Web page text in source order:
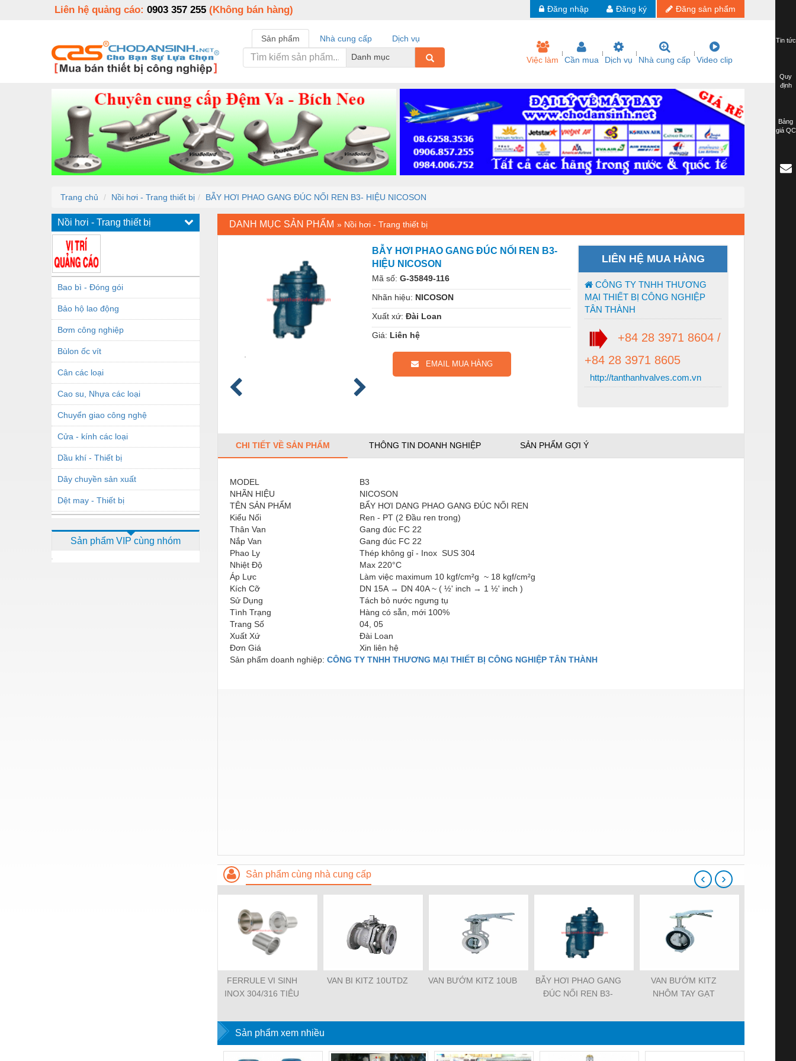
Liên hệ quảng cáo: 0903 357 255 (Không bán hàng) Đăng sản phẩm
Đăng ký
Đăng nhập
Sản phẩm Nhà cung cấp
Dịch vụ
Danh mục
Việc làm Cần mua Dịch vụ Nhà cung cấp Video clip
Trang chủ Nồi hơi - Trang thiết bị BẪY HƠI PHAO GANG ĐÚC NỐI REN B3- HIỆU NICOSON
Nồi hơi - Trang thiết bị
Bao bì - Đóng gói
Bảo hộ lao động
Bơm công nghiệp
Bùlon ốc vít
Cân các loại
Cao su, Nhựa các loại
Chuyển giao công nghệ
Cửa - kính các loại
Dầu khí - Thiết bị
Dây chuyền sản xuất
Dệt may - Thiết bị
Dịch vụ - Thi công
Sản phẩm VIP cùng nhóm
DANH MỤC SẢN PHẨM » Nồi hơi - Trang thiết bị
BẪY HƠI PHAO GANG ĐÚC NỐI REN B3-
HIỆU NICOSON
Mã số: G-35849-116
Nhãn hiệu: NICOSON
Xuất xứ: Đài Loan
Giá: Liên hệ
EMAIL MUA HÀNG
LIÊN HỆ MUA HÀNG
CÔNG TY TNHH THƯƠNG
MẠI THIẾT BỊ CÔNG NGHIỆP
TÂN THÀNH
+84 28 3971 8604 /
+84 28 3971 8605
http://tanthanhvalves.com.vn
CHI TIẾT VỀ SẢN PHẨM THÔNG TIN DOANH NGHIỆP SẢN PHẨM GỢI Ý
MODEL
B3
NHÃN HIỆU
NICOSON
TÊN SẢN PHẨM
BẨY HƠI DẠNG PHAO GANG ĐÚC NỐI REN
Kiểu Nối
Ren - PT (2 Đầu ren trong)
Thân Van
Gang đúc FC 22
Nắp Van
Gang đúc FC 22
Phao Ly
Thép không gỉ - Inox SUS 304
Nhiệt Độ
Max 220°C
Áp Lực
Làm việc maximum 10 kgf/cm²g ~ 18 kgf/cm²g
Kích Cỡ
DN 15A → DN 40A ~ ( ½' inch → 1 ½' inch )
Sử Dụng
Tách bỏ nước ngưng tụ
Tình Trạng
Hàng có sẵn, mới 100%
Trang Số
04, 05
Xuất Xứ
Đài Loan
Đơn Giá
Xin liên hệ
Sản phẩm doanh nghiệp: CÔNG TY TNHH THƯƠNG MẠI THIẾT BỊ CÔNG NGHIỆP TÂN THÀNH
Sản phẩm cùng nhà cung cấp
FERRULE VI SINH
INOX 304/316 TIÊU
VAN BI KITZ 10UTDZ VAN BƯỚM KITZ 10UB
BẪY HƠI PHAO GANG
ĐÚC NỐI REN B3-
VAN BƯỚM KITZ
NHÔM TAY GẠT
‹ ›
Sản phẩm xem nhiều
Tin tức
Quy
định
Bảng
giá QC